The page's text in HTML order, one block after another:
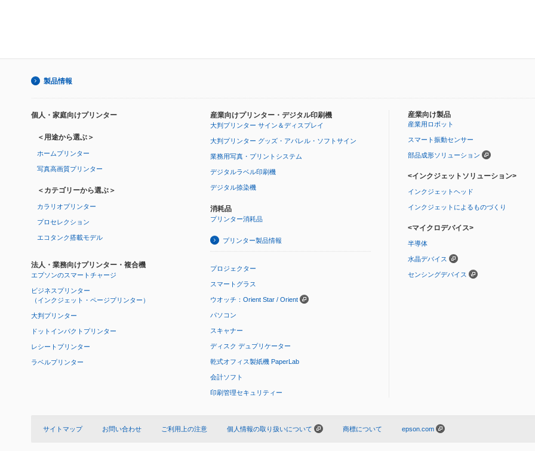
製品情報
個人・家庭向けプリンター
＜用途から選ぶ＞
ホームプリンター
写真高画質プリンター
＜カテゴリーから選ぶ＞
カラリオプリンター
プロセレクション
エコタンク搭載モデル
法人・業務向けプリンター・複合機
エプソンのスマートチャージ
ビジネスプリンター
（インクジェット・ページプリンター）
大判プリンター
ドットインパクトプリンター
レシートプリンター
ラベルプリンター
産業向けプリンター・デジタル印刷機
大判プリンター サイン＆ディスプレイ
大判プリンター グッズ・アパレル・ソフトサイン
業務用写真・プリントシステム
デジタルラベル印刷機
デジタル捺染機
消耗品
プリンター消耗品
プリンター製品情報
プロジェクター
スマートグラス
ウオッチ：Orient Star / Orient
パソコン
スキャナー
ディスク デュプリケーター
乾式オフィス製紙機 PaperLab
会計ソフト
印刷管理セキュリティー
産業向け製品
産業用ロボット
スマート振動センサー
部品成形ソリューション
<インクジェットソリューション>
インクジェットヘッド
インクジェットによるものづくり
<マイクロデバイス>
半導体
水晶デバイス
センシングデバイス
サイトマップ お問い合わせ ご利用上の注意 個人情報の取り扱いについて 商標について epson.com